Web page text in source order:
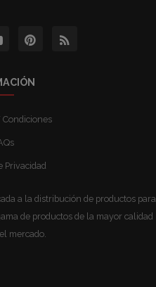
Condiciones
Privacidad
a la distribución de productos para
de productos de la mayor calidad
mercado.